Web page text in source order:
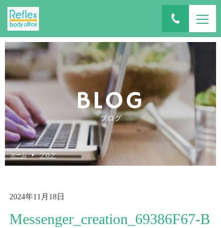
BLOG
ブログ
ホーム ブログ
2024年11月18日
Messenger_creation_69386F67-B